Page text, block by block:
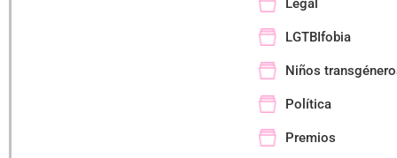
Legal
LGTBIfobia
Niños
Política
Premios